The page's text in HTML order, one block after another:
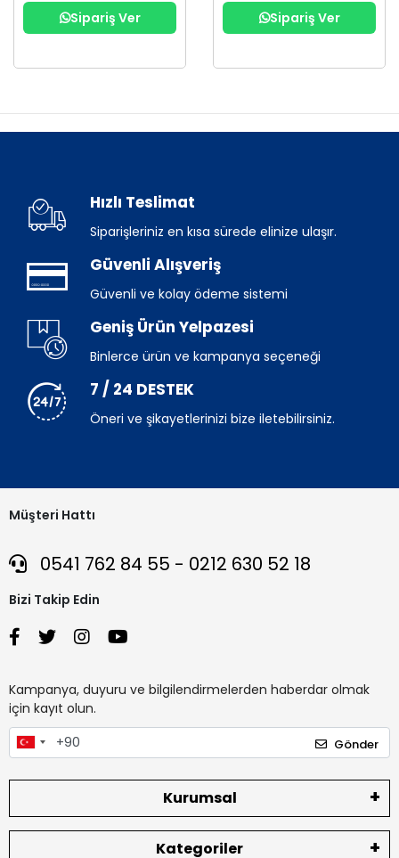
Sipariş Ver Sipariş Ver
Hızlı Teslimat
Siparişleriniz en kısa sürede elinize ulaşır.
Güvenli Alışveriş
Güvenli ve kolay ödeme sistemi
Geniş Ürün Yelpazesi
Binlerce ürün ve kampanya seçeneği
7 / 24 DESTEK
Öneri ve şikayetlerinizi bize iletebilirsiniz.
Müşteri Hattı
0541 762 84 55 - 0212 630 52 18
Bizi Takip Edin
Kampanya, duyuru ve bilgilendirmelerden haberdar olmak
için kayıt olun.
Gönder
Kurumsal
Kategoriler